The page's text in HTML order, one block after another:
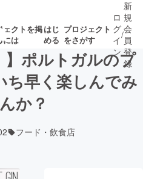
ェクトを掲
には
はじ
める
プロジェクト
をさがす
プロ募集終了が近いプ
ロ
グ
イ
ン
/
新
規
会
員
登
録
】ポルトガルのプ
ち早く楽しんでみ
か？
フード・飲食店